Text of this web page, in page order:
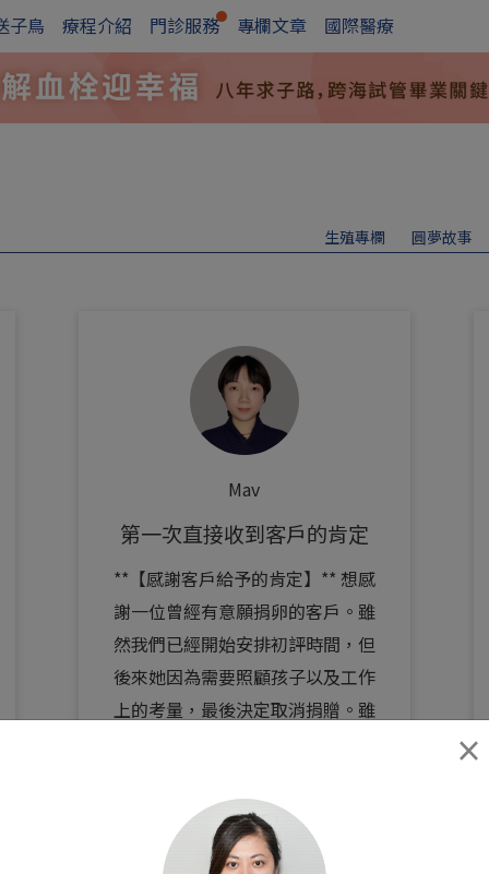
子鳥 療程介紹 門診服務 專欄文章 國際醫療
生殖專欄 圓夢故事
Mav
第一次直接收到客戶的肯定
**【感謝客戶給予的肯定】** 想感
謝一位曾經有意願捐卵的客戶。雖
然我們已經開始安排初評時間，但
後來她因為需要照顧孩子以及工作
上的考量，最後決定取消捐贈。雖
×